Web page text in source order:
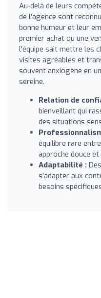
Au-delà de leurs
de l'agence sont
bonne humeur et leur
premier achat ou une
l'équipe sait mettre les
visites agréables et
souvent anxiogène en
sereine.
Relation de
bienveillant qui
des situations
équilibre rare
approche douce
Adaptabilité :
s'adapter aux
besoins